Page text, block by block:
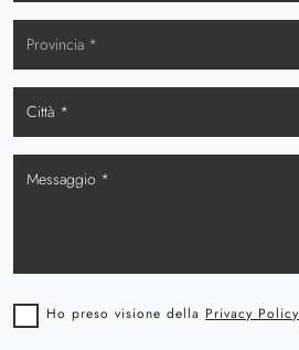
Ho preso visione della Privacy Policy